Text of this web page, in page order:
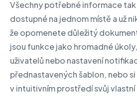
Všechny potřebné informace tak
dostupné na jednom místě a už
že opomenete důležitý
jsou funkce jako hromadné
uživatelů nebo nastavení
přednastavených šablon, nebo
v intuitivním prostředí svůj